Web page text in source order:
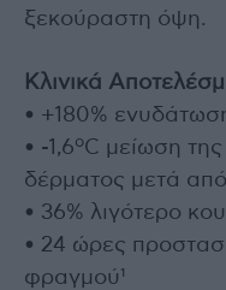
ξεκούραστη όψη.
Κλινικά
• +180%
• -1,6ºC μείωση
δέρματος μετά από
• 36% λιγότερο
• 24 ώρες
φραγμού¹